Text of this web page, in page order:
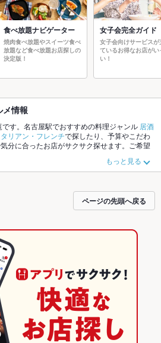
食べ放題ナビゲーター
焼肉食べ放題やスイーツ食べ
放題など食べ放題お店探しの
決定版！
女子会完全ガイド
女子会向けサービスが
ているお得なお店がい
い！
メ情報
す。名古屋駅でおすすめの料理ジャンル 居酒
リアン・フレンチで探したり、予算やこだわ
分に合ったお店がサクサク探せます。ご希望
てください。ホットペッパーグルメなら、お得
メニューからあげ、お茶漬け、手羽先や季節
お店も拡大中です。友達どうしの飲み会に
ーティーにもお得に便利にホットペッパーグ
もっと見る
ページの先頭へ戻る